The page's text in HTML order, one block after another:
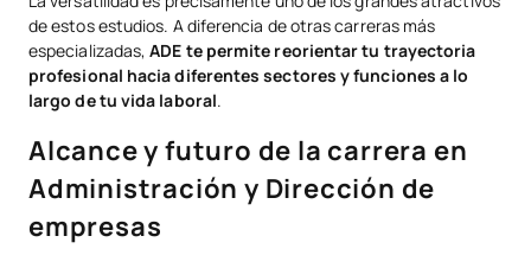
de estos estudios. A diferencia de otras carreras más
especializadas, ADE te permite reorientar tu trayectoria
profesional hacia diferentes sectores y funciones a lo
largo de tu vida laboral.
Alcance y futuro de la carrera en
Administración y Dirección de
empresas